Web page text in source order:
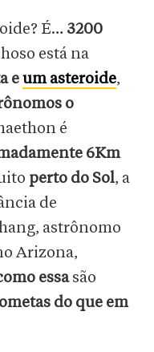
É… 3200
está na
eum asteroide,
o
é
6Km
perto do Sol, a
de
astrônomo
Arizona,
essasão
do que em